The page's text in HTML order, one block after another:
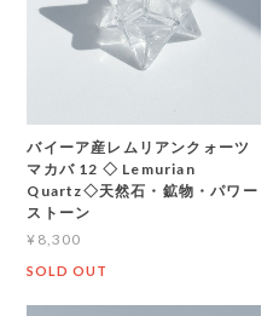
バイーア産レムリアンクォーツ
マカバ 12 ◇ Lemurian
Quartz◇天然石・鉱物・パワー
ストーン
¥8,300
SOLD OUT